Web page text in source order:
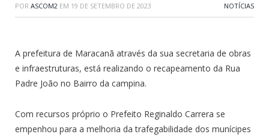
POR ASCOM2 EM 19 DE SETEMBRO DE 2023 NOTÍCIAS
A prefeitura de Maracanã através da sua secretaria de obras
e infraestruturas, está realizando o recapeamento da Rua
Padre João no Bairro da campina.
Com recursos próprio o Prefeito Reginaldo Carrera se
empenhou para a melhoria da trafegabilidade dos munícipes